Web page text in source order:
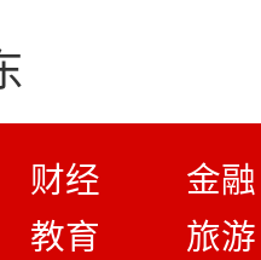
财经 金融
教育 旅游